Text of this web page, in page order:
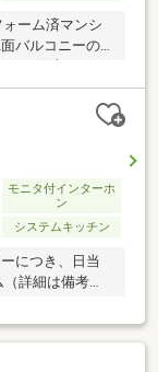
ォーム済マンシ
バルコニーの
モニタ付インターホ
ン
システムキッチン
につき、日当
詳細は備考